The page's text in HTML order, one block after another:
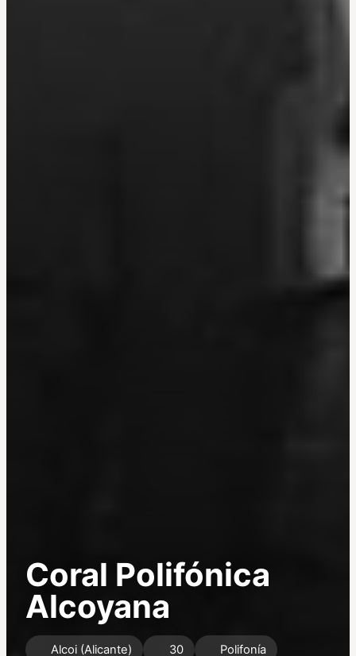
Coral Polifónica
Alcoyana
Alcoi (Alicante) 30 Polifonía